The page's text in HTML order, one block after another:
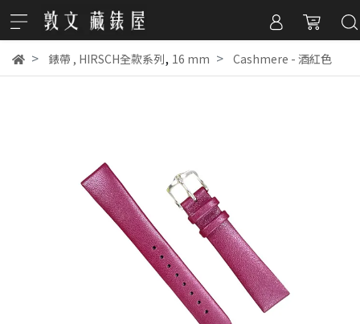
錶帶 , HIRSCH全款系列, 16 mm Cashmere - 酒紅色